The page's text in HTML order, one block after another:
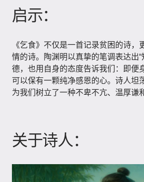
启示：
《乞食》不仅是一首记录贫困的诗，
情的诗。陶渊明以真挚的笔调表达出“
德，也用自身的态度告诉我们：即便
可以保有一颗纯净感恩的心。诗人坦
为我们树立了一种不卑不亢、温厚谦
关于诗人：